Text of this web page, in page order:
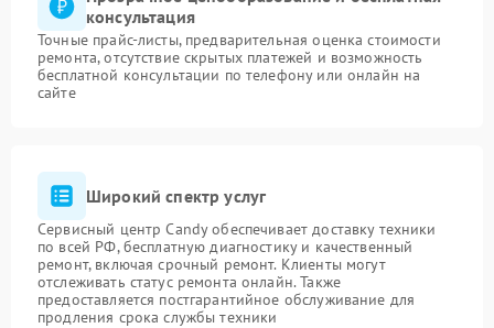
консультация
Точные прайс-листы, предварительная оценка стоимости
ремонта, отсутствие скрытых платежей и возможность
бесплатной консультации по телефону или онлайн на
сайте
Широкий спектр услуг
Сервисный центр Candy обеспечивает доставку техники
по всей РФ, бесплатную диагностику и качественный
ремонт, включая срочный ремонт. Клиенты могут
отслеживать статус ремонта онлайн. Также
предоставляется постгарантийное обслуживание для
продления срока службы техники